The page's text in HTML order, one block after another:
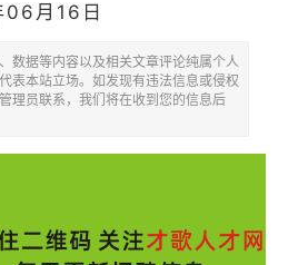
月16日
数据等内容以及相关文章评论纯属个人
表本站立场。如发现有违法信息或侵权
理员联系，我们将在收到您的信息后